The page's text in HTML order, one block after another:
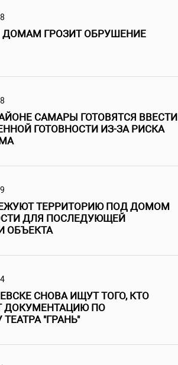
ГРОЗИТ ОБРУШЕНИЕ
САМАРЫ ГОТОВЯТСЯ ВВЕСТИ
ГОТОВНОСТИ ИЗ-ЗА РИСКА
ТЕРРИТОРИЮ ПОД ДОМОМ
ДЛЯ ПОСЛЕДУЮЩЕЙ
ОБЪЕКТА
СНОВА ИЩУТ ТОГО, КТО
ДОКУМЕНТАЦИЮ ПО
"ГРАНЬ"